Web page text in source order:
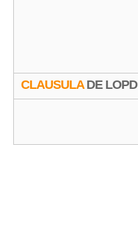
CLAUSULADE LOPD